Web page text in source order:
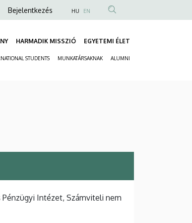
Anonim
fiók
Bejelentkezés HU EN
HARMADIK MISSZIÓ EGYETEMI ÉLET
STUDENTS MUNKATÁRSAKNAK ALUMNI
Intézet, Számviteli nem